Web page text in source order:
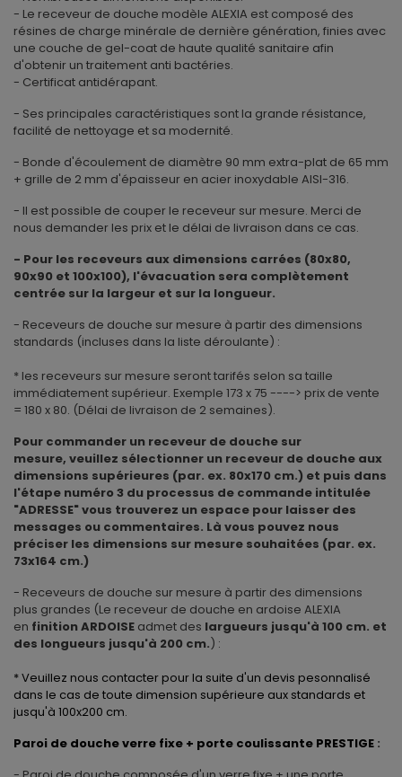
- Le receveur de douche modèle ALEXIA est composé des
résines de charge minérale de dernière génération, finies avec
une couche de gel-coat de haute qualité sanitaire afin
d'obtenir un traitement anti bactéries.
- Certificat antidérapant.
- Ses principales caractéristiques sont la grande résistance,
facilité de nettoyage et sa modernité.
- Bonde d'écoulement de diamètre 90 mm extra-plat de 65 mm
+ grille de 2 mm d'épaisseur en acier inoxydable AISI-316.
- Il est possible de couper le receveur sur mesure. Merci de
nous demander les prix et le délai de livraison dans ce cas.
- Pour les receveurs aux dimensions carrées (80x80,
90x90 et 100x100), l'évacuation sera complètement
centrée sur la largeur et sur la longueur.
- Receveurs de douche sur mesure à partir des dimensions
standards (incluses dans la liste déroulante) :
* les receveurs sur mesure seront tarifés selon sa taille
immédiatement supérieur. Exemple 173 x 75 ----> prix de vente
= 180 x 80. (Délai de livraison de 2 semaines).
Pour commander un receveur de douche sur
mesure, veuillez sélectionner un receveur de douche aux
dimensions supérieures (par. ex. 80x170 cm.) et puis dans
l'étape numéro 3 du processus de commande intitulée
"ADRESSE" vous trouverez un espace pour laisser des
messages ou commentaires. Là vous pouvez nous
préciser les dimensions sur mesure souhaitées (par. ex.
73x164 cm.)
- Receveurs de douche sur mesure à partir des dimensions
plus grandes (Le receveur de douche en ardoise ALEXIA
en finition ARDOISE admet des largueurs jusqu'à 100 cm. et
des longueurs jusqu'à 200 cm.) :
* Veuillez nous contacter pour la suite d'un devis pesonnalisé
dans le cas de toute dimension supérieure aux standards et
jusqu'à 100x200 cm.
Paroi de douche verre fixe + porte coulissante PRESTIGE :